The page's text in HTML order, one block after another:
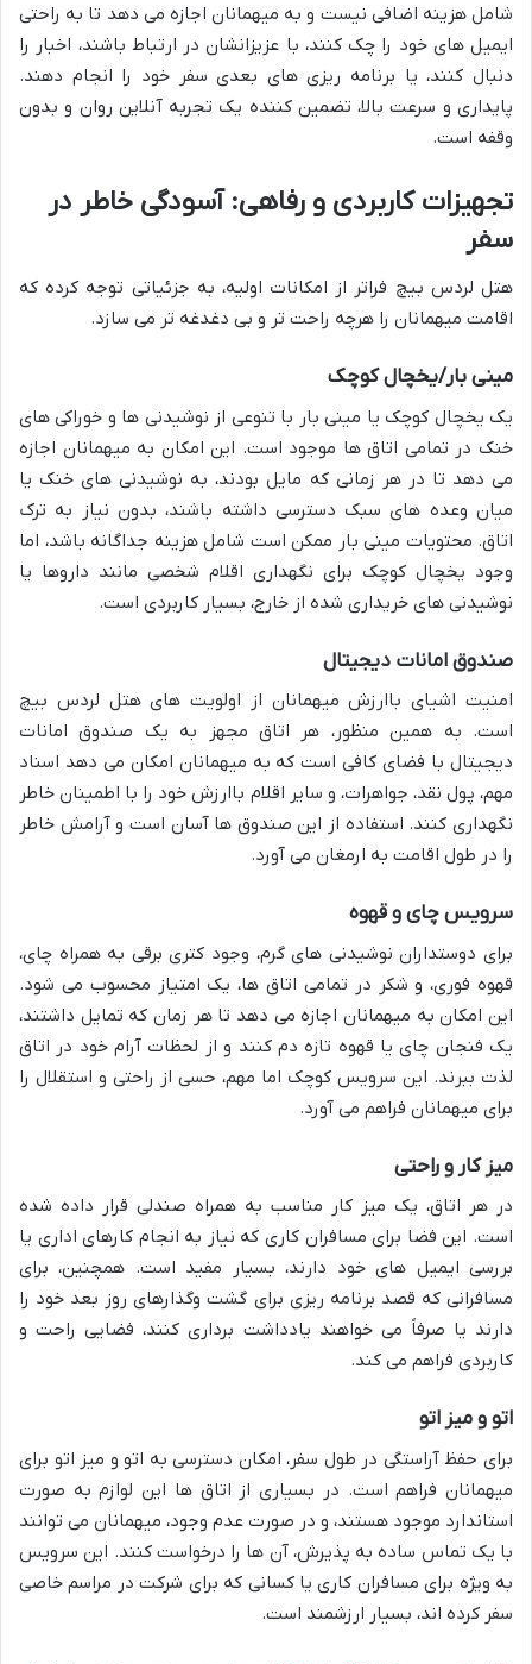
شامل هزینه اضافی نیست و به میهمانان اجازه می دهد تا به راحتی
ایمیل های خود را چک کنند، با عزیزانشان در ارتباط باشند، اخبار را
دنبال کنند، یا برنامه ریزی های بعدی سفر خود را انجام دهند.
پایداری و سرعت بالا، تضمین کننده یک تجربه آنلاین روان و بدون
وقفه است.
تجهیزات کاربردی و رفاهی: آسودگی خاطر در
سفر
هتل لردس بیچ فراتر از امکانات اولیه، به جزئیاتی توجه کرده که
اقامت میهمانان را هرچه راحت تر و بی دغدغه تر می سازد.
مینی بار/یخچال کوچک
یک یخچال کوچک یا مینی بار با تنوعی از نوشیدنی ها و خوراکی های
خنک در تمامی اتاق ها موجود است. این امکان به میهمانان اجازه
می دهد تا در هر زمانی که مایل بودند، به نوشیدنی های خنک یا
میان وعده های سبک دسترسی داشته باشند، بدون نیاز به ترک
اتاق. محتویات مینی بار ممکن است شامل هزینه جداگانه باشد، اما
وجود یخچال کوچک برای نگهداری اقلام شخصی مانند داروها یا
نوشیدنی های خریداری شده از خارج، بسیار کاربردی است.
صندوق امانات دیجیتال
امنیت اشیای باارزش میهمانان از اولویت های هتل لردس بیچ
است. به همین منظور، هر اتاق مجهز به یک صندوق امانات
دیجیتال با فضای کافی است که به میهمانان امکان می دهد اسناد
مهم، پول نقد، جواهرات، و سایر اقلام باارزش خود را با اطمینان خاطر
نگهداری کنند. استفاده از این صندوق ها آسان است و آرامش خاطر
را در طول اقامت به ارمغان می آورد.
سرویس چای و قهوه
برای دوستداران نوشیدنی های گرم، وجود کتری برقی به همراه چای،
قهوه فوری، و شکر در تمامی اتاق ها، یک امتیاز محسوب می شود.
این امکان به میهمانان اجازه می دهد تا هر زمان که تمایل داشتند،
یک فنجان چای یا قهوه تازه دم کنند و از لحظات آرام خود در اتاق
لذت ببرند. این سرویس کوچک اما مهم، حسی از راحتی و استقلال را
برای میهمانان فراهم می آورد.
میز کار و راحتی
در هر اتاق، یک میز کار مناسب به همراه صندلی قرار داده شده
است. این فضا برای مسافران کاری که نیاز به انجام کارهای اداری یا
بررسی ایمیل های خود دارند، بسیار مفید است. همچنین، برای
مسافرانی که قصد برنامه ریزی برای گشت وگذارهای روز بعد خود را
دارند یا صرفاً می خواهند یادداشت برداری کنند، فضایی راحت و
کاربردی فراهم می کند.
اتو و میز اتو
برای حفظ آراستگی در طول سفر، امکان دسترسی به اتو و میز اتو برای
میهمانان فراهم است. در بسیاری از اتاق ها این لوازم به صورت
استاندارد موجود هستند، و در صورت عدم وجود، میهمانان می توانند
با یک تماس ساده به پذیرش، آن ها را درخواست کنند. این سرویس
به ویژه برای مسافران کاری یا کسانی که برای شرکت در مراسم خاصی
سفر کرده اند، بسیار ارزشمند است.